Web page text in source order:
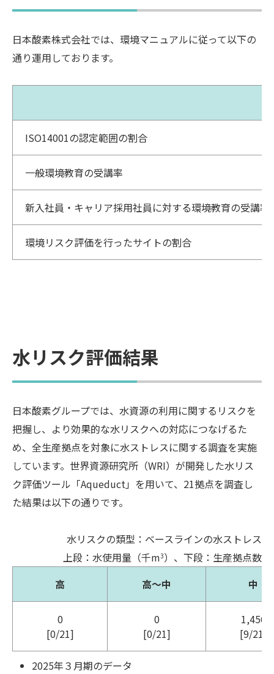
日本酸素株式会社では、環境マニュアルに従って以下の
通り運用しております。
ISO14001の認定範囲の割合
一般環境教育の受講率
新入社員・キャリア採用社員に対する環境教育の受講率
環境リスク評価を行ったサイトの割合
水リスク評価結果
日本酸素グループでは、水資源の利用に関するリスクを
把握し、より効果的な水リスクへの対応につなげるた
め、全生産拠点を対象に水ストレスに関する調査を実施
しています。世界資源研究所（WRI）が開発した水リス
ク評価ツール「Aqueduct」を用いて、21拠点を調査し
た結果は以下の通りです。
水リスクの類型：ベースラインの水ストレス
上段：水使用量（千m3）、下段：生産拠点数
高
高～中 中
0
[0/21]
0
[0/21]
1,456
[9/21]
2025年３月期のデータ